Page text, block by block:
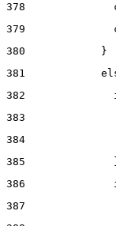
378
379
380
            }
381
382
383
384
385
386
387